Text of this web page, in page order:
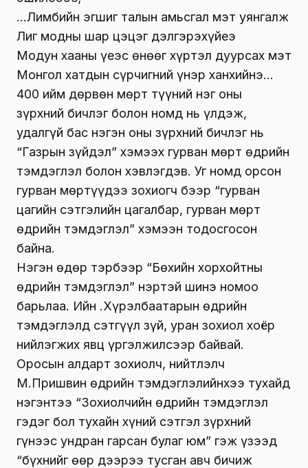
…Лимбийн эгшиг талын амьсгал мэт уянгалж
Лиг модны шар цэцэг дэлгэрэхүйеэ
Модун хааны үеэс өнөөг хүртэл дуурсах мэт
Монгол хатдын сүрчигний үнэр ханхийнэ…
400 ийм дөрвөн мөрт түүний нэг оны
зүрхний бичлэг болон номд нь үлдэж,
удалгүй бас нэгэн оны зүрхний бичлэг нь
“Газрын зүйдэл” хэмээх гурван мөрт өдрийн
тэмдэглэл болон хэвлэгдэв. Уг номд орсон
гурван мөртүүдээ зохиогч бээр “гурван
цагийн сэтгэлийн цагалбар, гурван мөрт
өдрийн тэмдэглэл” хэмээн тодосгосон
байна.
Нэгэн өдөр тэрбээр “Бөхийн хорхойтны
өдрийн тэмдэглэл” нэртэй шинэ номоо
барьлаа. Ийн Ү.Хүрэлбаатарын өдрийн
тэмдэглэлд сэтгүүл зүй, уран зохиол хоёр
нийлэгжих явц үргэлжилсээр байвай.
Оросын алдарт зохиолч, нийтлэлч
М.Пришвин өдрийн тэмдэглэлийнхээ тухайд
нэгэнтээ “Зохиолчийн өдрийн тэмдэглэл
гэдэг бол тухайн хүний сэтгэл зүрхний
гүнээс ундран гарсан булаг юм” гэж үзээд
“бүхнийг өөр дээрээ тусган авч бичиж